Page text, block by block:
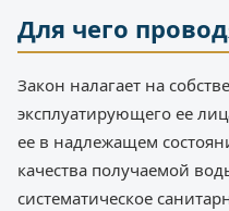
Для чего
Закон налагает на
эксплуатирующего ее
ее в надлежащем
качества получаемой
систематическое